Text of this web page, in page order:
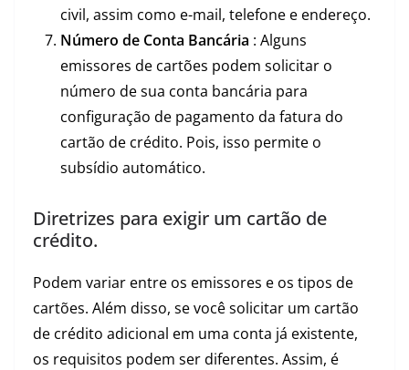
civil, assim como e-mail, telefone e endereço.
Número de Conta Bancária : Alguns
emissores de cartões podem solicitar o
número de sua conta bancária para
configuração de pagamento da fatura do
cartão de crédito. Pois, isso permite o
subsídio automático.
Diretrizes para exigir um cartão de
crédito.
Podem variar entre os emissores e os tipos de
cartões. Além disso, se você solicitar um cartão
de crédito adicional em uma conta já existente,
os requisitos podem ser diferentes. Assim, é